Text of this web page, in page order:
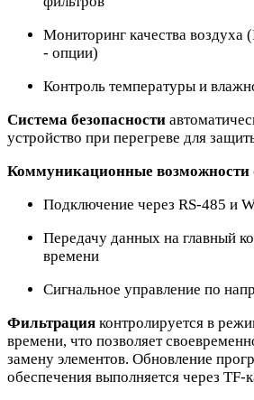
Мониторинг качества воздуха
- опции)
Контроль температуры и
Система безопасности
устройство при перегреве для
Коммуникационные возможности
Подключение через RS-485 и
Передачу данных на главный
времени
Сигнальное управление по
Фильтрация контролируется в
времени, что позволяет
замену элементов. Обновление
обеспечения выполняется через TF-